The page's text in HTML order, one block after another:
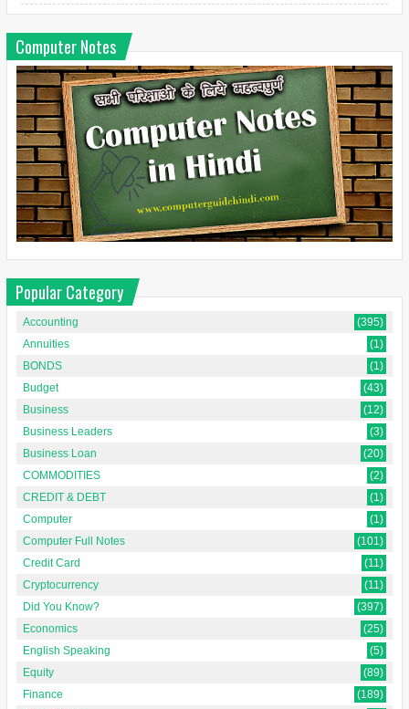
Computer Notes
Popular Category
Accounting
(395)
Annuities
(1)
BONDS
(1)
Budget
(43)
Business
(12)
Business Leaders
(3)
Business Loan
(20)
COMMODITIES
(2)
CREDIT & DEBT
(1)
Computer
(1)
Computer Full Notes
(101)
Credit Card
(11)
Cryptocurrency
(11)
Did You Know?
(397)
Economics
(25)
English Speaking
(5)
Equity
(89)
Finance
(189)